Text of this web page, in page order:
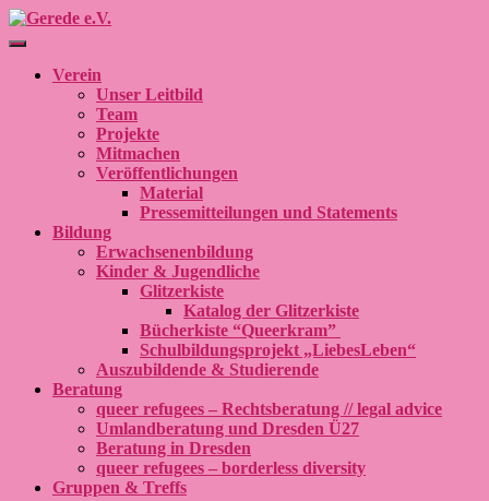
Navigation umschalten
Verein
Unser Leitbild
Team
Projekte
Mitmachen
Veröffentlichungen
Material
Pressemitteilungen und Statements
Bildung
Erwachsenenbildung
Kinder & Jugendliche
Glitzerkiste
Katalog der Glitzerkiste
Bücherkiste “Queerkram”
Schulbildungsprojekt „LiebesLeben“
Auszubildende & Studierende
Beratung
queer refugees – Rechtsberatung // legal advice
Umlandberatung und Dresden Ü27
Beratung in Dresden
queer refugees – borderless diversity
Gruppen & Treffs